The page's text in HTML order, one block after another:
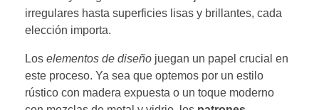
irregulares hasta superficies lisas y brillantes, cada
elección importa.
Los elementos de diseño juegan un papel crucial en
este proceso. Ya sea que optemos por un estilo
rústico con madera expuesta o un toque moderno